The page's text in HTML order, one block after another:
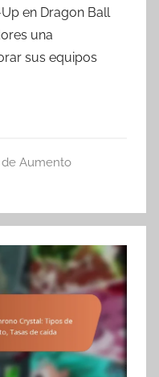
en Dragon Ball
una
sus equipos
Aumento